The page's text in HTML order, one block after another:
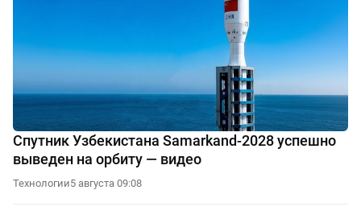
Спутник Узбекистана Samarkand-2028 успешно
выведен на орбиту — видео
Технологии5 августа 09:08